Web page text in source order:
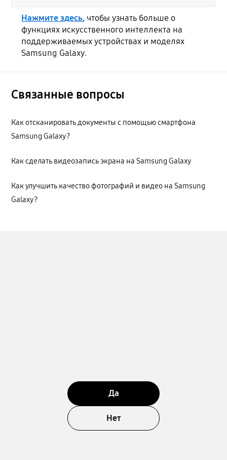
Нажмите здесь, чтобы узнать больше о
функциях искусственного интеллекта на
поддерживаемых устройствах и моделях
Samsung Galaxy.
Связанные вопросы
Как отсканировать документы с помощью смартфона
Samsung Galaxy?
Как сделать видеозапись экрана на Samsung Galaxy
Как улучшить качество фотографий и видео на Samsung
Galaxy?
Да
Нет